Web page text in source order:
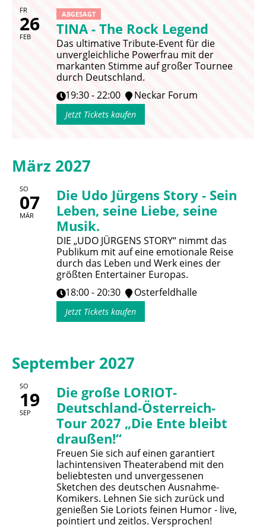
FR
26
FEB
ABGESAGT
TINA - The Rock Legend
Das ultimative Tribute-Event für die
unvergleichliche Powerfrau mit der
markanten Stimme auf großer Tournee
durch Deutschland.
19:30 - 22:00
Neckar Forum
Jetzt Tickets kaufen
März 2027
SO
07
MÄR
Die Udo Jürgens Story - Sein
Leben, seine Liebe, seine
Musik.
DIE „UDO JÜRGENS STORY“ nimmt das
Publikum mit auf eine emotionale Reise
durch das Leben und Werk eines der
größten Entertainer Europas.
18:00 - 20:30
Osterfeldhalle
Jetzt Tickets kaufen
September 2027
SO
19
SEP
Die große LORIOT-
Deutschland-Österreich-
Tour 2027 „Die Ente bleibt
draußen!“
Freuen Sie sich auf einen garantiert
lachintensiven Theaterabend mit den
beliebtesten und unvergessenen
Sketchen des deutschen Ausnahme-
Komikers. Lehnen Sie sich zurück und
genießen Sie Loriots feinen Humor - live,
pointiert und zeitlos. Versprochen!